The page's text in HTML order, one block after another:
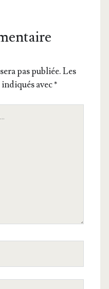
pas publiée.Les
avec*